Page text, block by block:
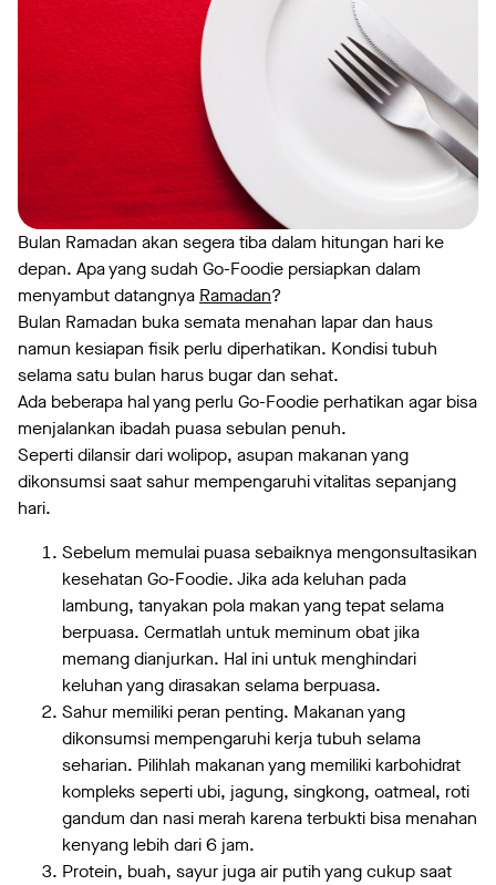
Bulan Ramadan akan segera tiba dalam hitungan hari ke
depan. Apa yang sudah Go-Foodie persiapkan dalam
menyambut datangnya Ramadan?
Bulan Ramadan buka semata menahan lapar dan haus
namun kesiapan fisik perlu diperhatikan. Kondisi tubuh
selama satu bulan harus bugar dan sehat.
Ada beberapa hal yang perlu Go-Foodie perhatikan agar bisa
menjalankan ibadah puasa sebulan penuh.
Seperti dilansir dari wolipop, asupan makanan yang
dikonsumsi saat sahur mempengaruhi vitalitas sepanjang
hari.
Sebelum memulai puasa sebaiknya mengonsultasikan
kesehatan Go-Foodie. Jika ada keluhan pada
lambung, tanyakan pola makan yang tepat selama
berpuasa. Cermatlah untuk meminum obat jika
memang dianjurkan. Hal ini untuk menghindari
keluhan yang dirasakan selama berpuasa.
Sahur memiliki peran penting. Makanan yang
dikonsumsi mempengaruhi kerja tubuh selama
seharian. Pilihlah makanan yang memiliki karbohidrat
kompleks seperti ubi, jagung, singkong, oatmeal, roti
gandum dan nasi merah karena terbukti bisa menahan
kenyang lebih dari 6 jam.
Protein, buah, sayur juga air putih yang cukup saat